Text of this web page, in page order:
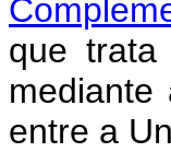
que
mediante
entre a